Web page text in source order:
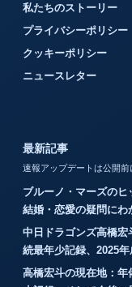
私たちのストーリー
プライバシーポリシー
クッキーポリシー
ニュースレター
最新記事
速報アップデートは公開前
ブルーノ・マーズの
結婚・恋愛の疑問にわ
中日ドラゴンズ高橋宏
続最年少記録、2025
高橋宏斗の現在地：年